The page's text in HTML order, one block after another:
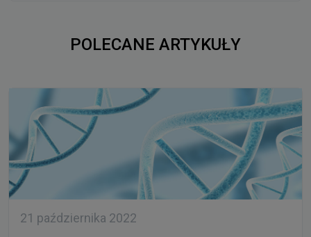
POLECANE ARTYKUŁY
21 października 2022